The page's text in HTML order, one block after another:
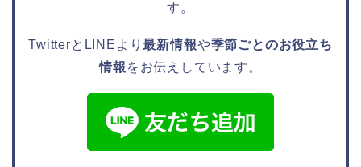
す。
TwitterとLINEより最新情報や季節ごとのお役立ち
情報 をお伝えしています。